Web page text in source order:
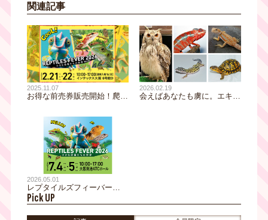
関連記事
2025.11.07
お得な前売券販売開始！爬虫
バー2026 Winter』開催決
2026.02.19
会えばあなたも虜に。エキゾ
2026.05.01
レプタイルズフィーバー
2026開催決定！お得な前売
り券販売開始
Pick UP